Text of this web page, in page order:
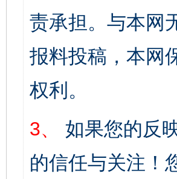
责承担。与本网
报料投稿，本网
权利。
3、
如果您的反
的信任与关注！